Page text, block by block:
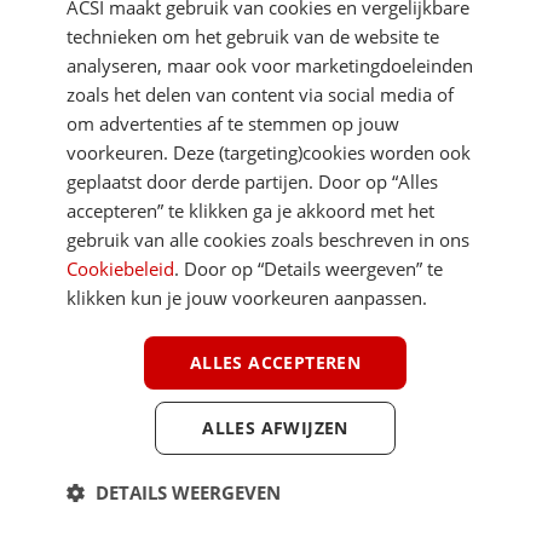
DIRECT NAAR
MEER ACSI FREELIFE
voorbehouden
ACSI maakt gebruik van cookies en vergelijkbare
technieken om het gebruik van de website te
analyseren, maar ook voor marketingdoeleinden
zoals het delen van content via social media of
om advertenties af te stemmen op jouw
voorkeuren. Deze (targeting)cookies worden ook
geplaatst door derde partijen. Door op “Alles
accepteren” te klikken ga je akkoord met het
gebruik van alle cookies zoals beschreven in ons
Cookiebeleid. Door op “Details weergeven” te
klikken kun je jouw voorkeuren aanpassen.
ALLES ACCEPTEREN
ALLES AFWIJZEN
DETAILS WEERGEVEN